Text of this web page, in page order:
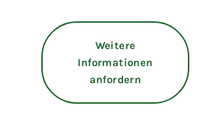
Weitere
Informationen
anfordern